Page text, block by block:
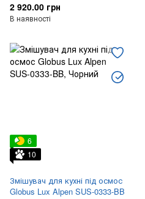
2 920.00 грн
В наявності
6
10
Змішувач для кухні під осмос
Globus Lux Alpen SUS-0333-BB